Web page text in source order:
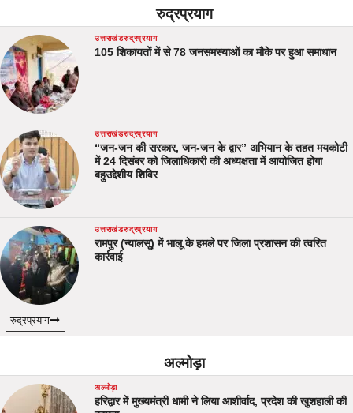
रुद्रप्रयाग
उत्तराखंडरुद्रप्रयाग
105 शिकायतों में से 78 जनसमस्याओं का मौके पर हुआ समाधान
उत्तराखंडरुद्रप्रयाग
“जन-जन की सरकार, जन-जन के द्वार” अभियान के तहत मयकोटी
में 24 दिसंबर को जिलाधिकारी की अध्यक्षता में आयोजित होगा
बहुउद्देशीय शिविर
उत्तराखंडरुद्रप्रयाग
रामपुर (न्यालसू) में भालू के हमले पर जिला प्रशासन की त्वरित
कार्रवाई
रुद्रप्रयाग
अल्मोड़ा
अल्मोड़ा
हरिद्वार में मुख्यमंत्री धामी ने लिया आशीर्वाद, प्रदेश की खुशहाली की